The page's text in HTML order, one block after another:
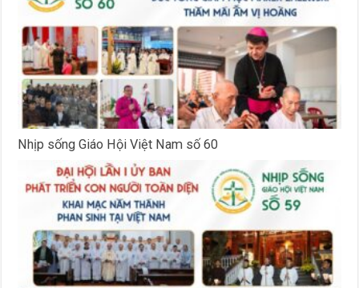
Nhịp sống Giáo Hội Việt Nam số 60